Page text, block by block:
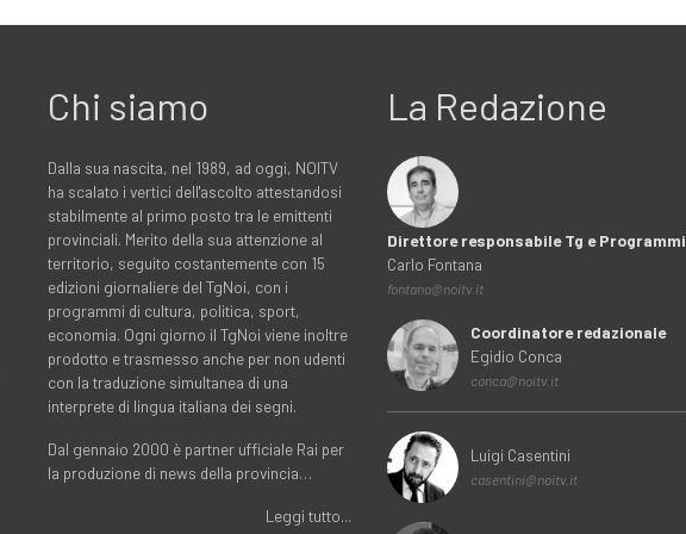
Chi siamo
Dalla sua nascita, nel 1989, ad oggi, NOITV
ha scalato i vertici dell'ascolto attestandosi
stabilmente al primo posto tra le emittenti
provinciali. Merito della sua attenzione al
territorio, seguito costantemente con 15
edizioni giornaliere del TgNoi, con i
programmi di cultura, politica, sport,
economia. Ogni giorno il TgNoi viene inoltre
prodotto e trasmesso anche per non udenti
con la traduzione simultanea di una
interprete di lingua italiana dei segni.
Dal gennaio 2000 è partner ufficiale Rai per
la produzione di news della provincia…
Leggi tutto...
La Redazione
Direttore responsabile Tg e Programmi
Carlo Fontana
fontana@noitv.it
Coordinatore redazionale
Egidio Conca
conca@noitv.it
Luigi Casentini
casentini@noitv.it